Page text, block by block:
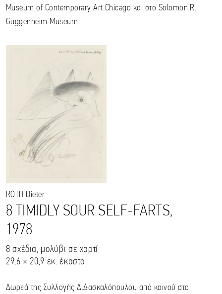
Museum of Contemporary Art Chicago και στο Solomon R.
Guggenheim Museum.
ROTH Dieter
8 TIMIDLY SOUR SELF-FARTS,
1978
8 σχέδια, μολύβι σε χαρτί
29,6 × 20,9 εκ. έκαστο
Δωρεά της Συλλογής Δ.Δασκαλόπουλου από κοινού στο